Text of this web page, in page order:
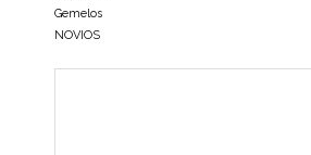
Gemelos
NOVIOS